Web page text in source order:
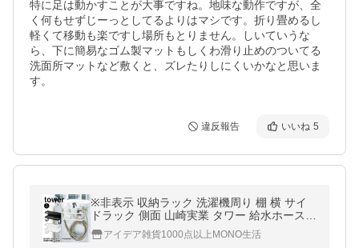
特に足は動かすことが大事ですね。地味な動作ですが、全
く何もせずじーっとしてるよりはマシです。折り畳めるし
軽くて移動も楽ですし場所もとりません。しいていうな
ら、下に簡易なゴム製マットもしくわ滑り止めのついてる
洗面所マットなど敷くと、ズレたりしにくいかなと思いま
す。
違反報告 いいね 5
※非表示 収納ラック 洗濯機周り 棚 横 サイ
ドラック 側面 山崎実業 タワー 給水ホース
収納 マグネット 磁石 強力 洗濯機横 洗面所
洗剤置き場 tower
アイデア雑貨1000点以上MONO生活